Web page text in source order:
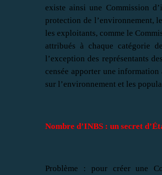
existe ainsi une Commission
protection de l’environnement,
les exploitants, comme le
attribués à chaque catégorie
l’exception des représentants
censée apporter une information
sur l’environnement et les
Nombre d’INBS : un secret
Problème : pour créer une